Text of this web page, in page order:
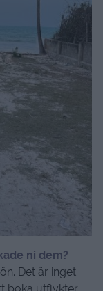
ni dem?
Det är inget
boka utflykter